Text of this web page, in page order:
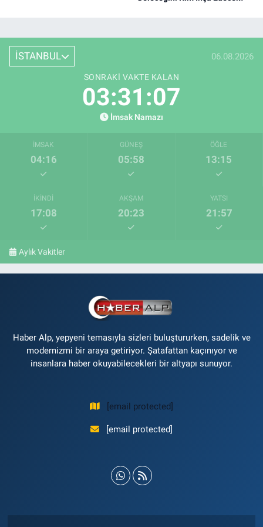
İSTANBUL 06.08.2026
SONRAKI VAKTE KALAN
03:31:07
İmsak Namazı
İMSAK
04:16
GÜNEŞ
05:58
ÖĞLE
13:15
İKINDI
17:08
AKŞAM
20:23
YATSI
21:57
Aylık Vakitler
Haber Alp, yepyeni temasıyla sizleri buluştururken, sadelik ve
modernizmi bir araya getiriyor. Şatafattan kaçınıyor ve
insanlara haber okuyabilecekleri bir altyapı sunuyor.
[email protected]
[email protected]